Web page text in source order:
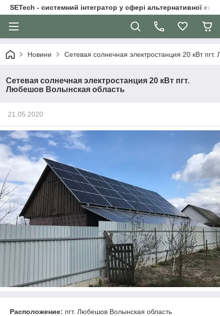
SETech - системний інтегратор у сфері альтернативної
Новини Сетевая солнечная электростанция 20 кВт
Сетевая солнечная электростанция 20 кВт пгт.
Любешов Волынская область
21.05.2020
Расположение: пгт. Любешов Волынская область